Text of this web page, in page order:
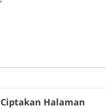
Ciptakan Halaman